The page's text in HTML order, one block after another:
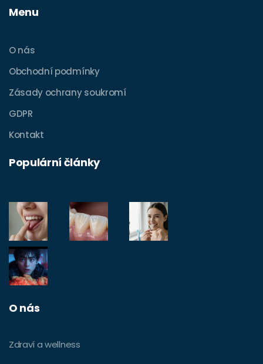
Menu
O nás
Obchodní podmínky
Zásady ochrany soukromí
GDPR
Kontakt
Populární články
O nás
Zdraví a wellness